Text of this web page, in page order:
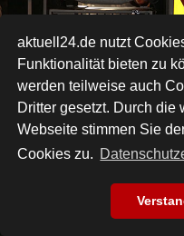
aktuell24.de nutzt
Funktionalität bieten zu
werden teilweise auch
Dritter gesetzt. Durch die
Webseite stimmen Sie
Cookies zu.